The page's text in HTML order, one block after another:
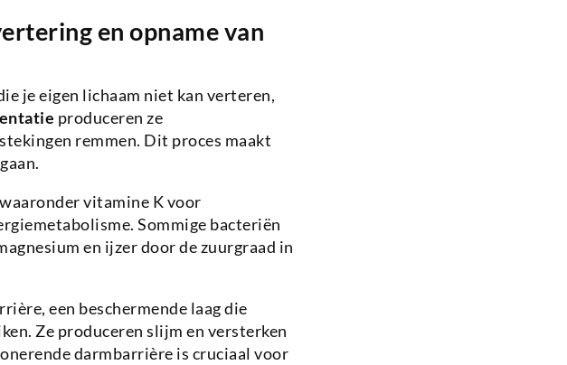
en opname van
je eigen lichaam niet kan verteren,
produceren ze
remmen. Dit proces maakt
vitamine K voor
Sommige bacteriën
en ijzer door de zuurgraad in
een beschermende laag die
Ze produceren slijm en versterken
darmbarrière is cruciaal voor